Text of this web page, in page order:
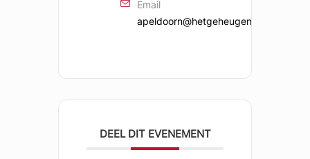
Email
apeldoorn@hetgeheugensteunpunt.nl
DEEL DIT EVENEMENT